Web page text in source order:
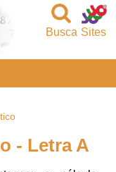
Sites
Busca
- Letra A